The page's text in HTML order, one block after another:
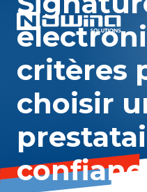
critères
choisir